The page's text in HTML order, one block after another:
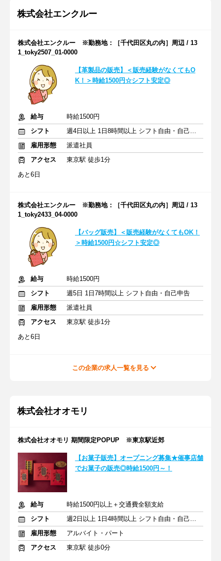
株式会社エンクルー
株式会社エンクルー ※勤務地：［千代田区丸の内］周辺 / 13
1_toky2507_01-0000
【革製品の販売】＜販売経験がなくてもO
K！＞時給1500円☆シフト安定◎
給与
時給1500円
シフト
週4日以上 1日8時間以上 シフト自由・自己申告
雇用形態
派遣社員
アクセス
東京駅 徒歩1分
あと6日
株式会社エンクルー ※勤務地：［千代田区丸の内］周辺 / 13
1_toky2433_04-0000
【バッグ販売】＜販売経験がなくてもOK！
＞時給1500円☆シフト安定◎
給与
時給1500円
シフト
週5日 1日7時間以上 シフト自由・自己申告
雇用形態
派遣社員
アクセス
東京駅 徒歩1分
あと6日
この企業の求人一覧を見る
株式会社オオモリ
株式会社オオモリ 期間限定POPUP ※東京駅近郊
【お菓子販売】オープニング募集★催事店舗
でお菓子の販売◎時給1500円～！
給与
時給1500円以上＋交通費全額支給
シフト
週2日以上 1日4時間以上 シフト自由・自己申告
雇用形態
アルバイト・パート
アクセス
東京駅 徒歩0分